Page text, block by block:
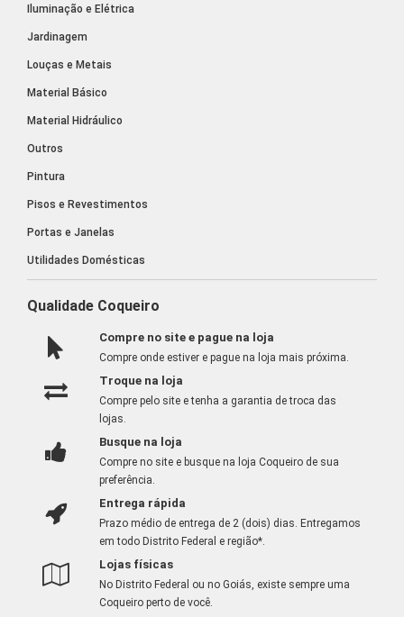
Iluminação e Elétrica
Jardinagem
Louças e Metais
Material Básico
Material Hidráulico
Outros
Pintura
Pisos e Revestimentos
Portas e Janelas
Utilidades Domésticas
Qualidade Coqueiro
Compre no site e pague na loja
Compre onde estiver e pague na loja mais próxima.
Troque na loja
Compre pelo site e tenha a garantia de troca das
lojas.
Busque na loja
Compre no site e busque na loja Coqueiro de sua
preferência.
Entrega rápida
Prazo médio de entrega de 2 (dois) dias. Entregamos
em todo Distrito Federal e região*.
Lojas físicas
No Distrito Federal ou no Goiás, existe sempre uma
Coqueiro perto de você.